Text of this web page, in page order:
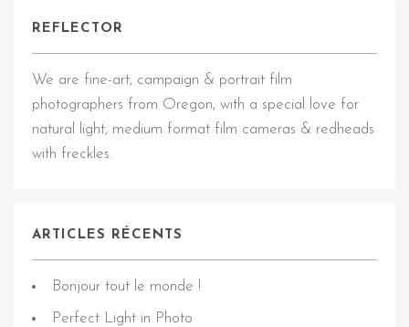
REFLECTOR
We are fine-art, campaign & portrait film
photographers from Oregon, with a special love for
natural light, medium format film cameras & redheads
with freckles.
ARTICLES RÉCENTS
Bonjour tout le monde !
Perfect Light in Photo